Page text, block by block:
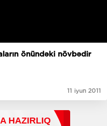
fahişəxanaların önündəki növbədir
11 iyun 2011